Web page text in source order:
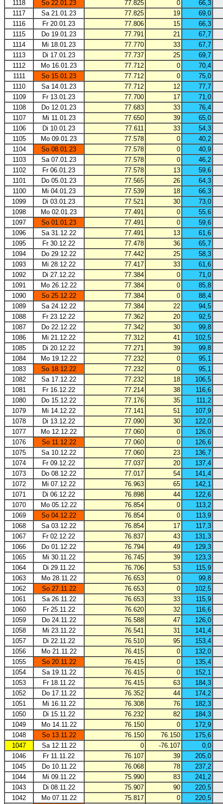
1118
So 22.01.23 77.825 0
66,3
1117
Sa 21.01.23 77.825 19
69,0
1116
Fr 20.01.23 77.806 15
66,3
1115
Do 19.01.23 77.791 21
67,7
1114
Mi 18.01.23 77.770 33
67,7
1113
Di 17.01.23 77.737 25
69,7
1112
Mo 16.01.23 77.712 0
70,4
1111
So 15.01.23 77.712 0
75,0
1110
Sa 14.01.23 77.712 12
77,7
1109
Fr 13.01.23 77.700 17
71,0
1108
Do 12.01.23 77.683 33
76,4
1107
Mi 11.01.23 77.650 39
65,0
1106
Di 10.01.23 77.611 33
54,3
1105
Mo 09.01.23 77.578 0
40,2
1104
So 08.01.23 77.578 0
40,9
1103
Sa 07.01.23 77.578 0
46,2
1102
Fr 06.01.23 77.578 13
59,6
1101
Do 05.01.23 77.565 26
64,3
1100
Mi 04.01.23 77.539 18
66,3
1099
Di 03.01.23 77.521 30
73,0
1098
Mo 02.01.23 77.491 0
55,6
1097
So 01.01.23 77.491 0
59,6
1096
Sa 31.12.22 77.491 13
61,6
1095
Fr 30.12.22 77.478 36
65,7
1094
Do 29.12.22 77.442 25
58,3
1093
Mi 28.12.22 77.417 33
61,6
1092
Di 27.12.22 77.384 0
71,0
1091
Mo 26.12.22 77.384 0
85,8
1090
So 25.12.22 77.384 0
88,4
1089
Sa 24.12.22 77.384 22
94,5
1088
Fr 23.12.22 77.362 20
92,5
1087
Do 22.12.22 77.342 30
99,8
1086
Mi 21.12.22 77.312 41
102,5
1085
Di 20.12.22 77.271 39
99,8
1084
Mo 19.12.22 77.232 0
95,1
1083
So 18.12.22 77.232 0
95,1
1082
Sa 17.12.22 77.232 18
106,5
1081
Fr 16.12.22 77.214 38
116,6
1080
Do 15.12.22 77.176 35
111,2
1079
Mi 14.12.22 77.141 51
107,9
1078
Di 13.12.22 77.090 30
122,0
1077
Mo 12.12.22 77.060 0
126,0
1076
So 11.12.22 77.060 0
126,6
1075
Sa 10.12.22 77.060 23
136,7
1074
Fr 09.12.22 77.037 20
137,4
1073
Do 08.12.22 77.017 54
141,4
1072
Mi 07.12.22 76.963 65
142,1
1071
Di 06.12.22 76.898 44
122,6
1070
Mo 05.12.22 76.854 0
113,2
1069
So 04.12.22 76.854 0
113,9
1068
Sa 03.12.22 76.854 17
117,3
1067
Fr 02.12.22 76.837 43
131,3
1066
Do 01.12.22 76.794 49
129,3
1065
Mi 30.11.22 76.745 39
123,3
1064
Di 29.11.22 76.706 53
115,9
1063
Mo 28.11.22 76.653 0
99,8
1062
So 27.11.22 76.653 0
102,5
1061
Sa 26.11.22 76.653 33
115,9
1060
Fr 25.11.22 76.620 32
116,6
1059
Do 24.11.22 76.588 47
126,0
1058
Mi 23.11.22 76.541 31
141,4
1057
Di 22.11.22 76.510 95
153,4
1056
Mo 21.11.22 76.415 0
132,0
1055
So 20.11.22 76.415 0
135,4
1054
Sa 19.11.22 76.415 0
152,1
1053
Fr 18.11.22 76.415 63
184,3
1052
Do 17.11.22 76.352 44
174,2
1051
Mi 16.11.22 76.308 76
182,3
1050
Di 15.11.22 76.232 82
184,3
1049
Mo 14.11.22 76.150 0
172,9
1048
So 13.11.22 76.150 76.150
175,6
1047
Sa 12.11.22 0 -76.107
0,0
1046
Fr 11.11.22 76.107 39
205,0
1045
Do 10.11.22 76.068 78
237,2
1044
Mi 09.11.22 75.990 83
241,2
1043
Di 08.11.22 75.907 90
220,5
1042
Mo 07.11.22 75.817 0
220,5